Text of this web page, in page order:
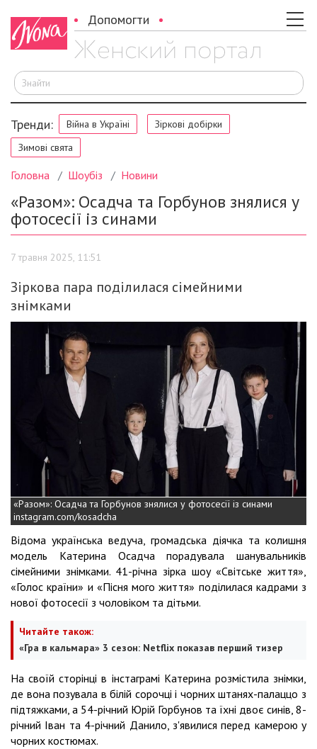
Допомогти
Тренди: Війна в Україні
Зіркові добірки
Зимові свята
Головна Шоубіз Новини
«Разом»: Осадча та Горбунов знялися у
фотосесії із синами
7 травня 2025, 11:51
Зіркова пара поділилася сімейними
знімками
«Разом»: Осадча та Горбунов знялися у фотосесії із синами
instagram.com/kosadcha
Відома українська ведуча, громадська діячка та колишня
модель Катерина Осадча порадувала шанувальників
сімейними знімками. 41-річна зірка шоу «Світське життя»,
«Голос країни» и «Пісня мого життя» поділилася кадрами з
нової фотосесії з чоловіком та дітьми.
Читайте також:
«Гра в кальмара» 3 сезон: Netflix показав перший тизер
На своїй сторінці в інстаграмі Катерина розмістила знімки,
де вона позувала в білій сорочці і чорних штанях-палаццо з
підтяжками, а 54-річний Юрій Горбунов та їхні двоє синів, 8-
річний Іван та 4-річний Данило, з'явилися перед камерою у
чорних костюмах.